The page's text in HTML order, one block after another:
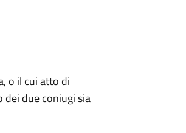
o il cui atto di
due coniugi sia